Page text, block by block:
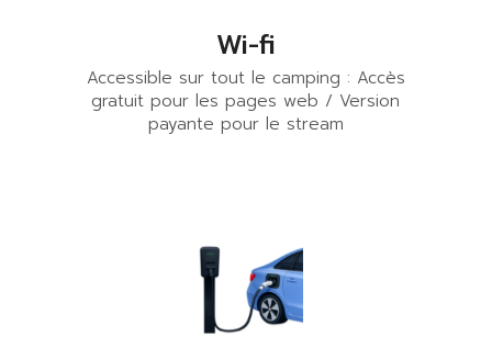
Wi-fi
Accessible sur tout le camping : Accès
gratuit pour les pages web / Version
payante pour le stream